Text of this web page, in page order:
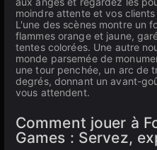
moindre attente et vos
L'une des scènes montre un
flammes orange et jaune,
tentes colorées. Une autre
monde parsemée de
une tour penchée, un arc de
degrés, donnant un avant-
vous attendent.
Comment jouer à
Games : Servez,